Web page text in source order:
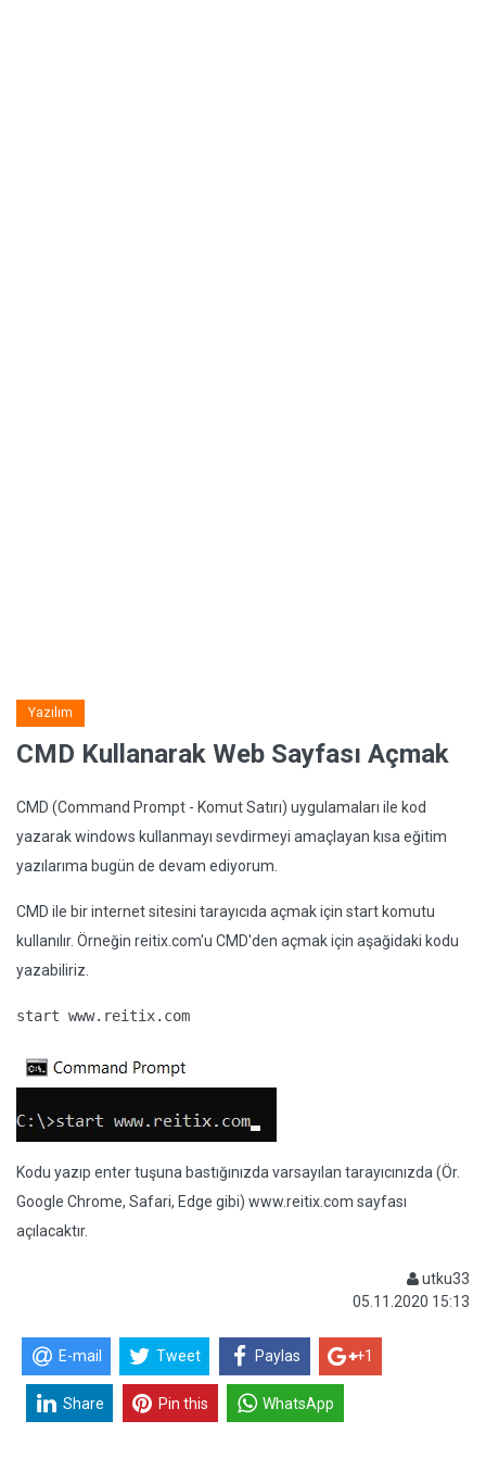
Yazılım
CMD Kullanarak Web Sayfası Açmak
CMD (Command Prompt - Komut Satırı) uygulamaları ile kod
yazarak windows kullanmayı sevdirmeyi amaçlayan kısa eğitim
yazılarıma bugün de devam ediyorum.
CMD ile bir internet sitesini tarayıcıda açmak için start komutu
kullanılır. Örneğin reitix.com'u CMD'den açmak için aşağidaki kodu
yazabiliriz.
start www.reitix.com
Kodu yazıp enter tuşuna bastığınızda varsayılan tarayıcınızda (Ör.
Google Chrome, Safari, Edge gibi) www.reitix.com sayfası
açılacaktır.
utku33
05.11.2020 15:13
E-mail Tweet Paylas +1
Share Pin this WhatsApp